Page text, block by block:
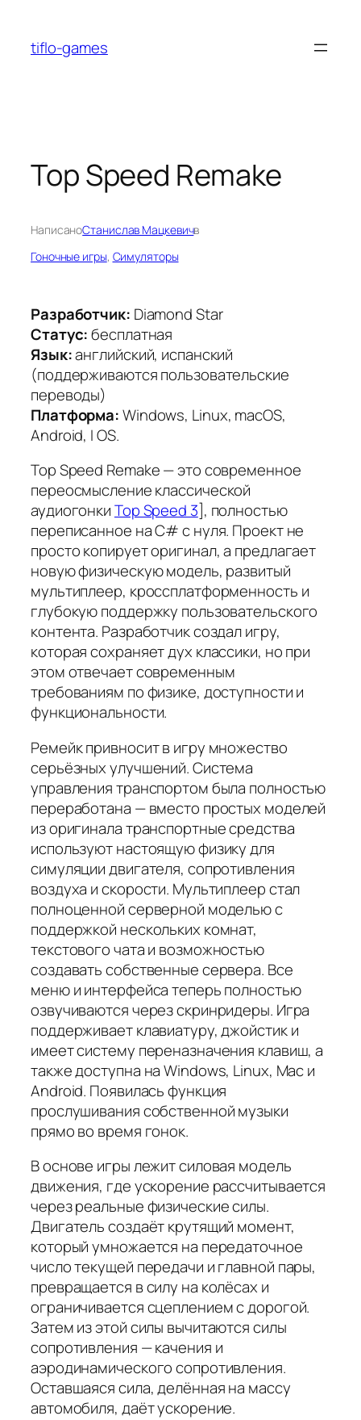
содержимому
tiflo-games
Top Speed Remake
НаписаноСтанислав Мацкевичв
Гоночные игры, Симуляторы
Разработчик: Diamond Star
Статус:бесплатная
Язык:английский, испанский
(поддерживаются пользовательские
переводы)
Платформа:Windows, Linux, macOS,
Android, I OS.
Top Speed Remake — это современное
переосмысление классической
аудиогонкиTop Speed 3], полностью
переписанное на C# с нуля. Проект не
просто копирует оригинал, а предлагает
новую физическую модель, развитый
мультиплеер, кроссплатформенность и
глубокую поддержку пользовательского
контента. Разработчик создал игру,
которая сохраняет дух классики, но при
этом отвечает современным
требованиям по физике, доступности и
функциональности.
Ремейк привносит в игру множество
серьёзных улучшений. Система
управления транспортом была полностью
переработана — вместо простых моделей
из оригинала транспортные средства
используют настоящую физику для
симуляции двигателя, сопротивления
воздуха и скорости. Мультиплеер стал
полноценной серверной моделью с
поддержкой нескольких комнат,
текстового чата и возможностью
создавать собственные сервера. Все
меню и интерфейса теперь полностью
озвучиваются через скринридеры. Игра
поддерживает клавиатуру, джойстик и
имеет систему переназначения клавиш, а
также доступна на Windows, Linux, Mac и
Android. Появилась функция
прослушивания собственной музыки
прямо во время гонок.
В основе игры лежит силовая модель
движения, где ускорение рассчитывается
через реальные физические силы.
Двигатель создаёт крутящий момент,
который умножается на передаточное
число текущей передачи и главной пары,
превращается в силу на колёсах и
ограничивается сцеплением с дорогой.
Затем из этой силы вычитаются силы
сопротивления — качения и
аэродинамического сопротивления.
Оставшаяся сила, делённая на массу
автомобиля, даёт ускорение.